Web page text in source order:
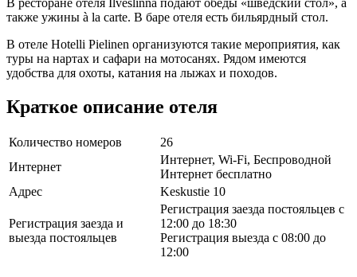
также ужины à la carte. В баре отеля есть бильярдный стол.
В отеле Hotelli Pielinen организуются такие мероприятия, как
туры на нартах и сафари на мотосанях. Рядом имеются
удобства для охоты, катания на лыжах и походов.
Краткое описание отеля
Количество номеров
26
Интернет
Интернет, Wi-Fi, Беспроводной
Интернет бесплатно
Адрес
Keskustie 10
Регистрация заезда и
выезда постояльцев
Регистрация заезда постояльцев с
12:00 до 18:30
Регистрация выезда с 08:00 до
12:00